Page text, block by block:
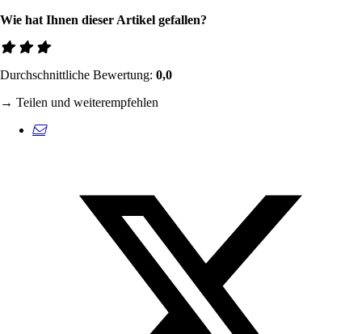
Wie hat Ihnen dieser Artikel gefallen?
Durchschnittliche Bewertung: 0,0
→ Teilen und weiterempfehlen